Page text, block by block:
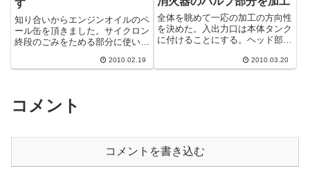
す
知り合いからエンジンオイルのペ
ール缶を頂きました。サイクロン
終段のごみをためる部分に使いま
でも良いのですが、なぜか自分の
2010.02.19
全体を眺めて一応の加工の方向性
を決めた。入出力口は本体タンク
に付けることにする。ヘッド部分
がそのまま塞ぐのは芸がないかと
思い減圧用...
2010.03.20
コメント
コメントを書き込む